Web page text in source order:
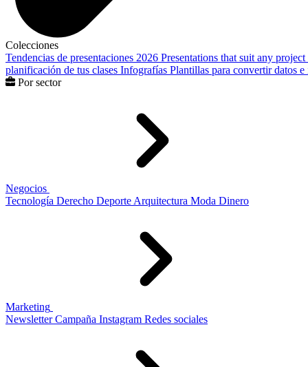
Colecciones
Tendencias de presentaciones 2026 Presentations that suit any project
planificación de tus clases Infografías Plantillas para convertir datos
Por sector
Negocios
Tecnología Derecho Deporte Arquitectura Moda Dinero
Marketing
Newsletter Campaña Instagram Redes sociales